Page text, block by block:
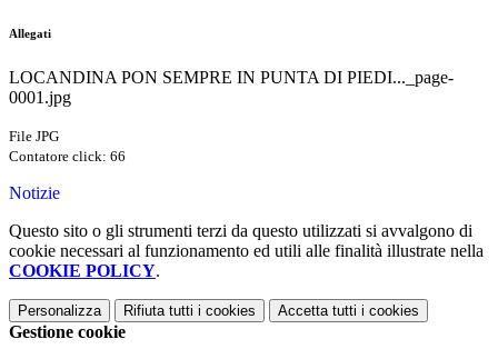
Allegati
LOCANDINA PON SEMPRE IN PUNTA DI PIEDI..._page-
0001.jpg
File JPG
Contatore click: 66
Notizie
Questo sito o gli strumenti terzi da questo utilizzati si avvalgono di
cookie necessari al funzionamento ed utili alle finalità illustrate nella
COOKIE POLICY.
Personalizza Rifiuta tutti i cookies Accetta tutti i cookies
Gestione cookie